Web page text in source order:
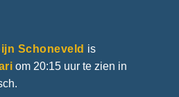
Schoneveld is
om 20:15 uur te zien in